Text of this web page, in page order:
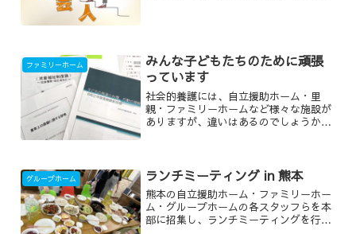
ファミリーホーム
みんな子どもたちのために頑張
っています
社会的養護には、自立援助ホーム・里
親・ファミリーホームなど様々な施設が
ありますが、違いはあるのでしょうか。
グループホーム ランチミーティング in 熊本
熊本の自立援助ホーム・ファミリーホー
ム・グループホームの各スタッフらを本
部に招集し、ランチミーティングを行い